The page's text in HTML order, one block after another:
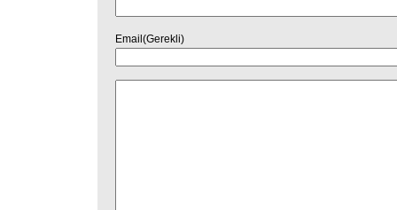
Email(Gerekli)